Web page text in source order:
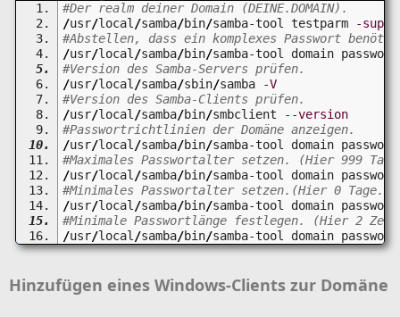
#Der realm deiner Domain (DEINE.DOMAIN).
/usr/local /samba/bin/samba-tool testparm
-
#Abstellen, dass ein komplexes Passwort
/usr/local /samba/bin/samba-tool domain
#Version des Samba-Servers prüfen.
/usr/local /samba/sbin/samba
-V
#Version des Samba-Clients prüfen.
/usr/local /samba/bin/smbclient
--version
#Passwortrichtlinien der Domäne anzeigen.
/usr/local /samba/bin/samba-tool domain
#Maximales Passwortalter setzen. (Hier 999
/usr/local /samba/bin/samba-tool domain
#Minimales Passwortalter setzen.(Hier 0 Tage.)
/usr/local /samba/bin/samba-tool domain
#Minimale Passwortlänge festlegen. (Hier 2
/usr/local /samba/bin/samba-tool domain
Hinzufügen eines Windows-Clients zur Domäne